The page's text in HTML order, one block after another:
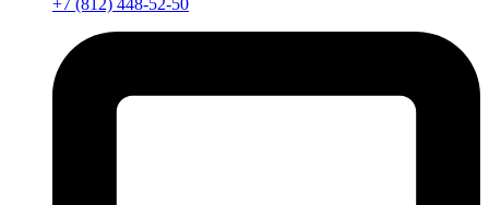
+7 (812) 448-52-50